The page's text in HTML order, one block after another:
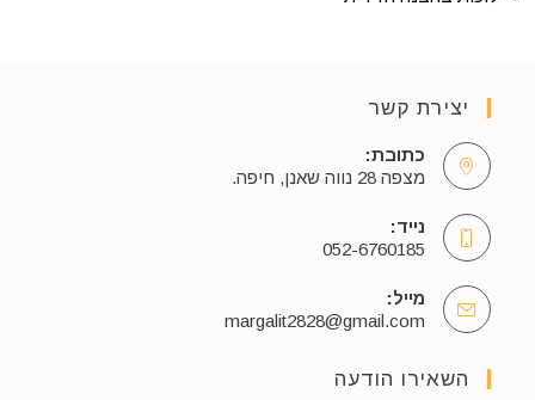
יצירת קשר
כתובת:
מצפה 28 נווה שאנן, חיפה.
נייד:
052-6760185
מייל:
margalit2828@gmail.com
השאירו הודעה